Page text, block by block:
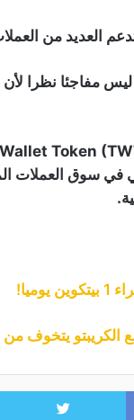
مفاجئا نظرا
Facebook